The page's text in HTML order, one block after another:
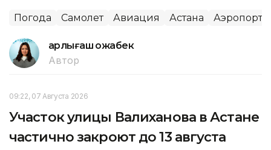
Погода Самолет Авиация Астана Аэропорт
Қарлығаш Қожабек
Автор
09:22, 07 Августа 2026
Участок улицы Валиханова в Астане
частично закроют до 13 августа